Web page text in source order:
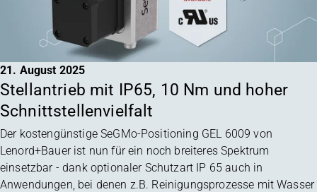
21. August 2025
Stellantrieb mit IP65, 10 Nm und hoher
Schnittstellenvielfalt
Der kostengünstige SeGMo-Positioning GEL 6009 von
Lenord+Bauer ist nun für ein noch breiteres Spektrum
einsetzbar - dank optionaler Schutzart IP 65 auch in
Anwendungen, bei denen z.B. Reinigungsprozesse mit Wasser